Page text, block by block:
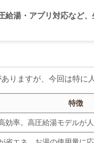
給湯・アプリ対応など
りますが、今回は特に
特徴
効率。高圧給湯モデルが